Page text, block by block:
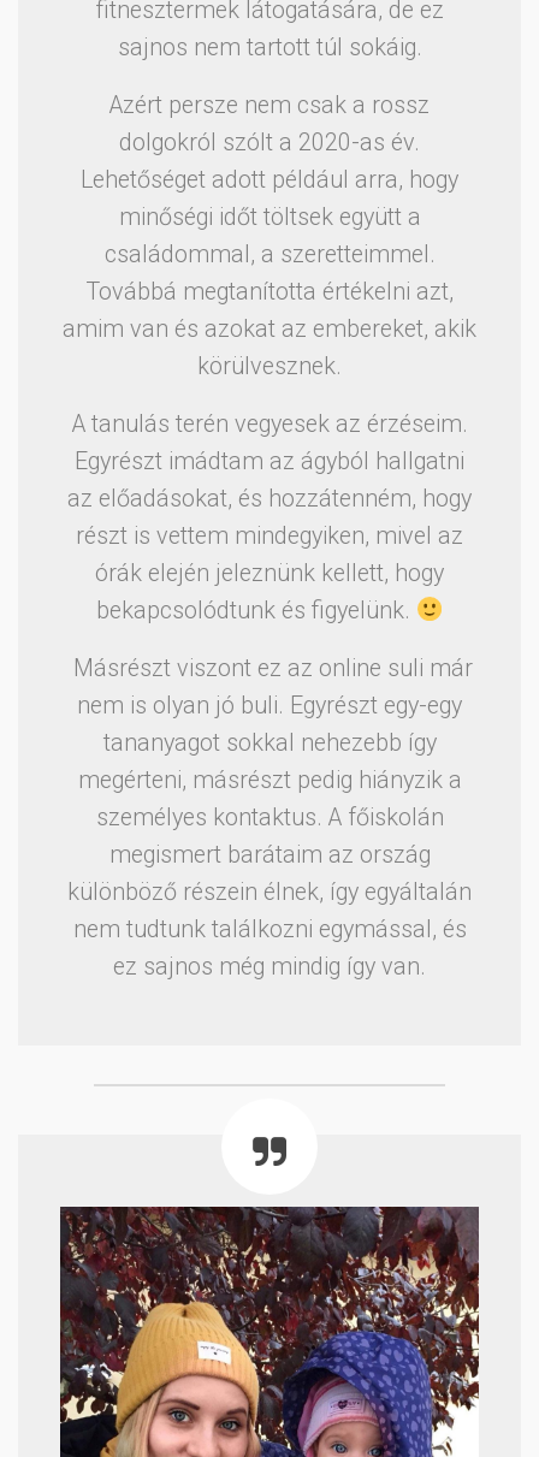
fitnesztermek látogatására, de ez
sajnos nem tartott túl sokáig.
Azért persze nem csak a rossz
dolgokról szólt a 2020-as év.
Lehetőséget adott például arra, hogy
minőségi időt töltsek együtt a
családommal, a szeretteimmel.
Továbbá megtanította értékelni azt,
amim van és azokat az embereket, akik
körülvesznek.
A tanulás terén vegyesek az érzéseim.
Egyrészt imádtam az ágyból hallgatni
az előadásokat, és hozzátenném, hogy
részt is vettem mindegyiken, mivel az
órák elején jeleznünk kellett, hogy
bekapcsolódtunk és figyelünk.
Másrészt viszont ez az online suli már
nem is olyan jó buli. Egyrészt egy-egy
tananyagot sokkal nehezebb így
megérteni, másrészt pedig hiányzik a
személyes kontaktus. A főiskolán
megismert barátaim az ország
különböző részein élnek, így egyáltalán
nem tudtunk találkozni egymással, és
ez sajnos még mindig így van.